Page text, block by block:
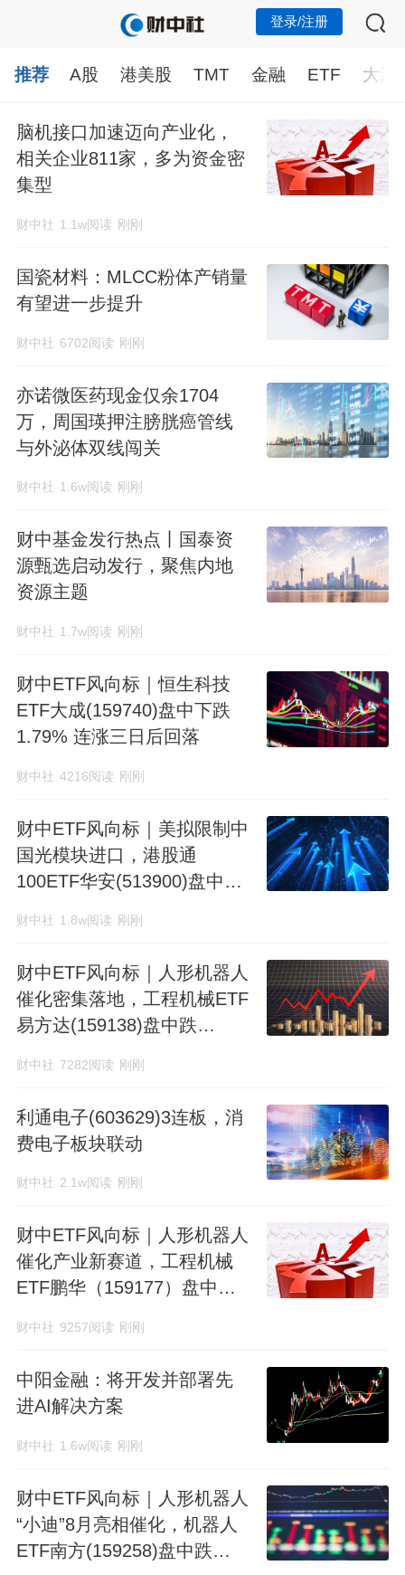
登录/注册
推荐 A股 港美股 TMT 金融 ETF 大消
脑机接口加速迈向产业化，
相关企业811家，多为资金密
集型
财中社 1.1w阅读 刚刚
国瓷材料：MLCC粉体产销量
有望进一步提升
财中社 6702阅读 刚刚
亦诺微医药现金仅余1704
万，周国瑛押注膀胱癌管线
与外泌体双线闯关
财中社 1.6w阅读 刚刚
财中基金发行热点丨国泰资
源甄选启动发行，聚焦内地
资源主题
财中社 1.7w阅读 刚刚
财中ETF风向标｜恒生科技
ETF大成(159740)盘中下跌
1.79% 连涨三日后回落
财中社 4216阅读 刚刚
财中ETF风向标｜美拟限制中
国光模块进口，港股通
100ETF华安(513900)盘中下
财中社 1.8w阅读 刚刚
财中ETF风向标｜人形机器人
催化密集落地，工程机械ETF
易方达(159138)盘中跌
财中社 7282阅读 刚刚
利通电子(603629)3连板，消
费电子板块联动
财中社 2.1w阅读 刚刚
财中ETF风向标｜人形机器人
催化产业新赛道，工程机械
ETF鹏华（159177）盘中跌
财中社 9257阅读 刚刚
中阳金融：将开发并部署先
进AI解决方案
财中社 1.6w阅读 刚刚
财中ETF风向标｜人形机器人
“小迪”8月亮相催化，机器人
ETF南方(159258)盘中跌